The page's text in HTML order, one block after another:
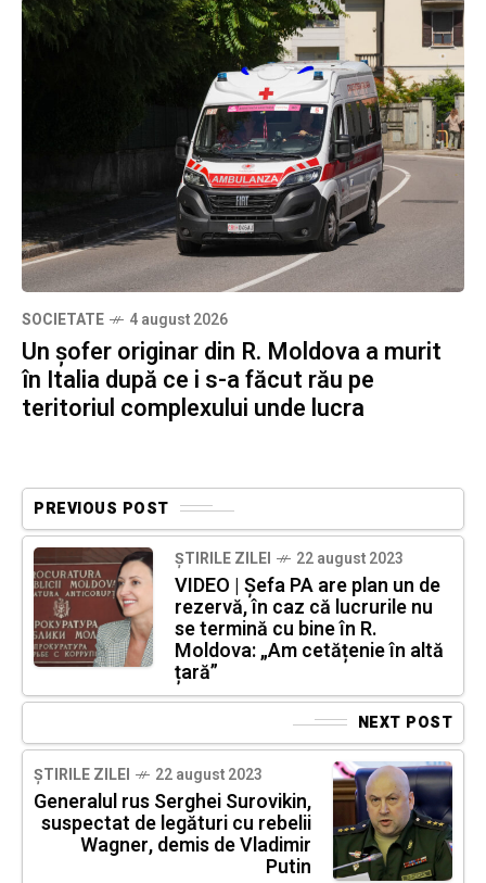
SOCIETATE 4 august 2026
Un șofer originar din R. Moldova a murit
în Italia după ce i s-a făcut rău pe
teritoriul complexului unde lucra
PREVIOUS POST
ȘTIRILE ZILEI 22 august 2023
VIDEO | Șefa PA are plan un de
rezervă, în caz că lucrurile nu
se termină cu bine în R.
Moldova: „Am cetățenie în altă
țară”
NEXT POST
ȘTIRILE ZILEI 22 august 2023
Generalul rus Serghei Surovikin,
suspectat de legături cu rebelii
Wagner, demis de Vladimir
Putin